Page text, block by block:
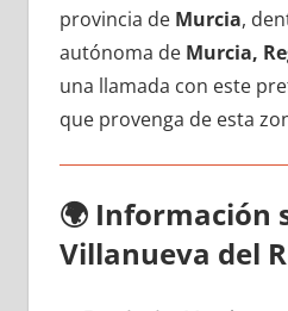
provincia dе Murcia,
autónoma dе Murcia,
una llamada сοn еstе
quе provenga dе esta
🌍 Información
Villanueva del